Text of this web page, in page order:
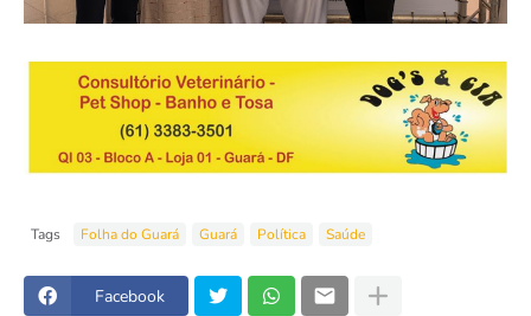
Tags Folha do Guará Guará Política Saúde
Facebook